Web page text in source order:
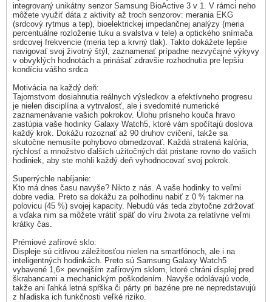
integrovaný unikátny senzor Samsung BioActive 3 v 1. V rámci neho
môžete využiť dáta z aktivity až troch senzorov: merania EKG
(srdcový rytmus a tep), bioelektrickej impedančnej analýzy (meria
percentuálne rozloženie tuku a svalstva v tele) a optického snímača
srdcovej frekvencie (meria tep a krvný tlak). Takto dokážete lepšie
navigovať svoj životný štýl, zaznamenať prípadne nezvyčajné výkyvy
v obvyklých hodnotách a prinášať zdravšie rozhodnutia pre lepšiu
kondíciu vášho srdca
Motivácia na každý deň:
Tajomstvom dosiahnutia reálnych výsledkov a efektívneho progresu
je nielen disciplína a vytrvalosť, ale i svedomité numerické
zaznamenávanie vašich pokrokov. Úlohu prísneho kouča hravo
zastúpia vaše hodinky Galaxy Watch5, ktoré vám spočítajú doslova
každý krok. Dokážu rozoznať až 90 druhov cvičení, takže sa
skutočne nemusíte pohybovo obmedzovať. Každá stratená kalória,
rýchlosť a množstvo ďalších užitočných dát pristane rovno do vašich
hodiniek, aby ste mohli každý deň vyhodnocovať svoj pokrok.
Superrýchle nabíjanie:
Kto má dnes času navyše? Nikto z nás. A vaše hodinky to veľmi
dobre vedia. Preto sa dokážu za polhodinu nabiť z 0 % takmer na
polovicu (45 %) svojej kapacity. Nebudú vás teda zbytočne zdržovať
a vďaka nim sa môžete vrátiť späť do víru života za relatívne veľmi
krátky čas.
Prémiové zafírové sklo:
Displeje sú citlivou záležitosťou nielen na smartfónoch, ale i na
inteligentných hodinkách. Preto sú Samsung Galaxy Watch5
vybavené 1,6× pevnejším zafírovým sklom, ktoré chráni displej pred
škrabancami a mechanickým poškodením. Navyše odolávajú vode,
takže ani ľahká letná spŕška či párty pri bazéne pre ne nepredstavujú
z hľadiska ich funkčnosti veľké riziko.